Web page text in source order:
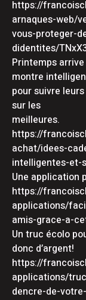
https://
arnaques-web/
vous-proteger-
didentites/
Printemps
montre
pour suivre
sur les
meilleures.
https://
achat/idees-
intelligentes-et-
Une application
https://
applications/
amis-grace-a-
Un truc écolo
donc d’argent!
https://
applications/
dencre-de-